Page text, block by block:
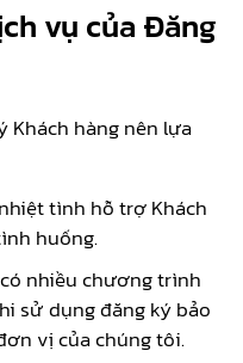
vụ của Đăng
Khách hàng nên lựa
tình hỗ trợ Khách
huống.
nhiều chương trình
sử dụng đăng ký bảo
vị của chúng tôi.